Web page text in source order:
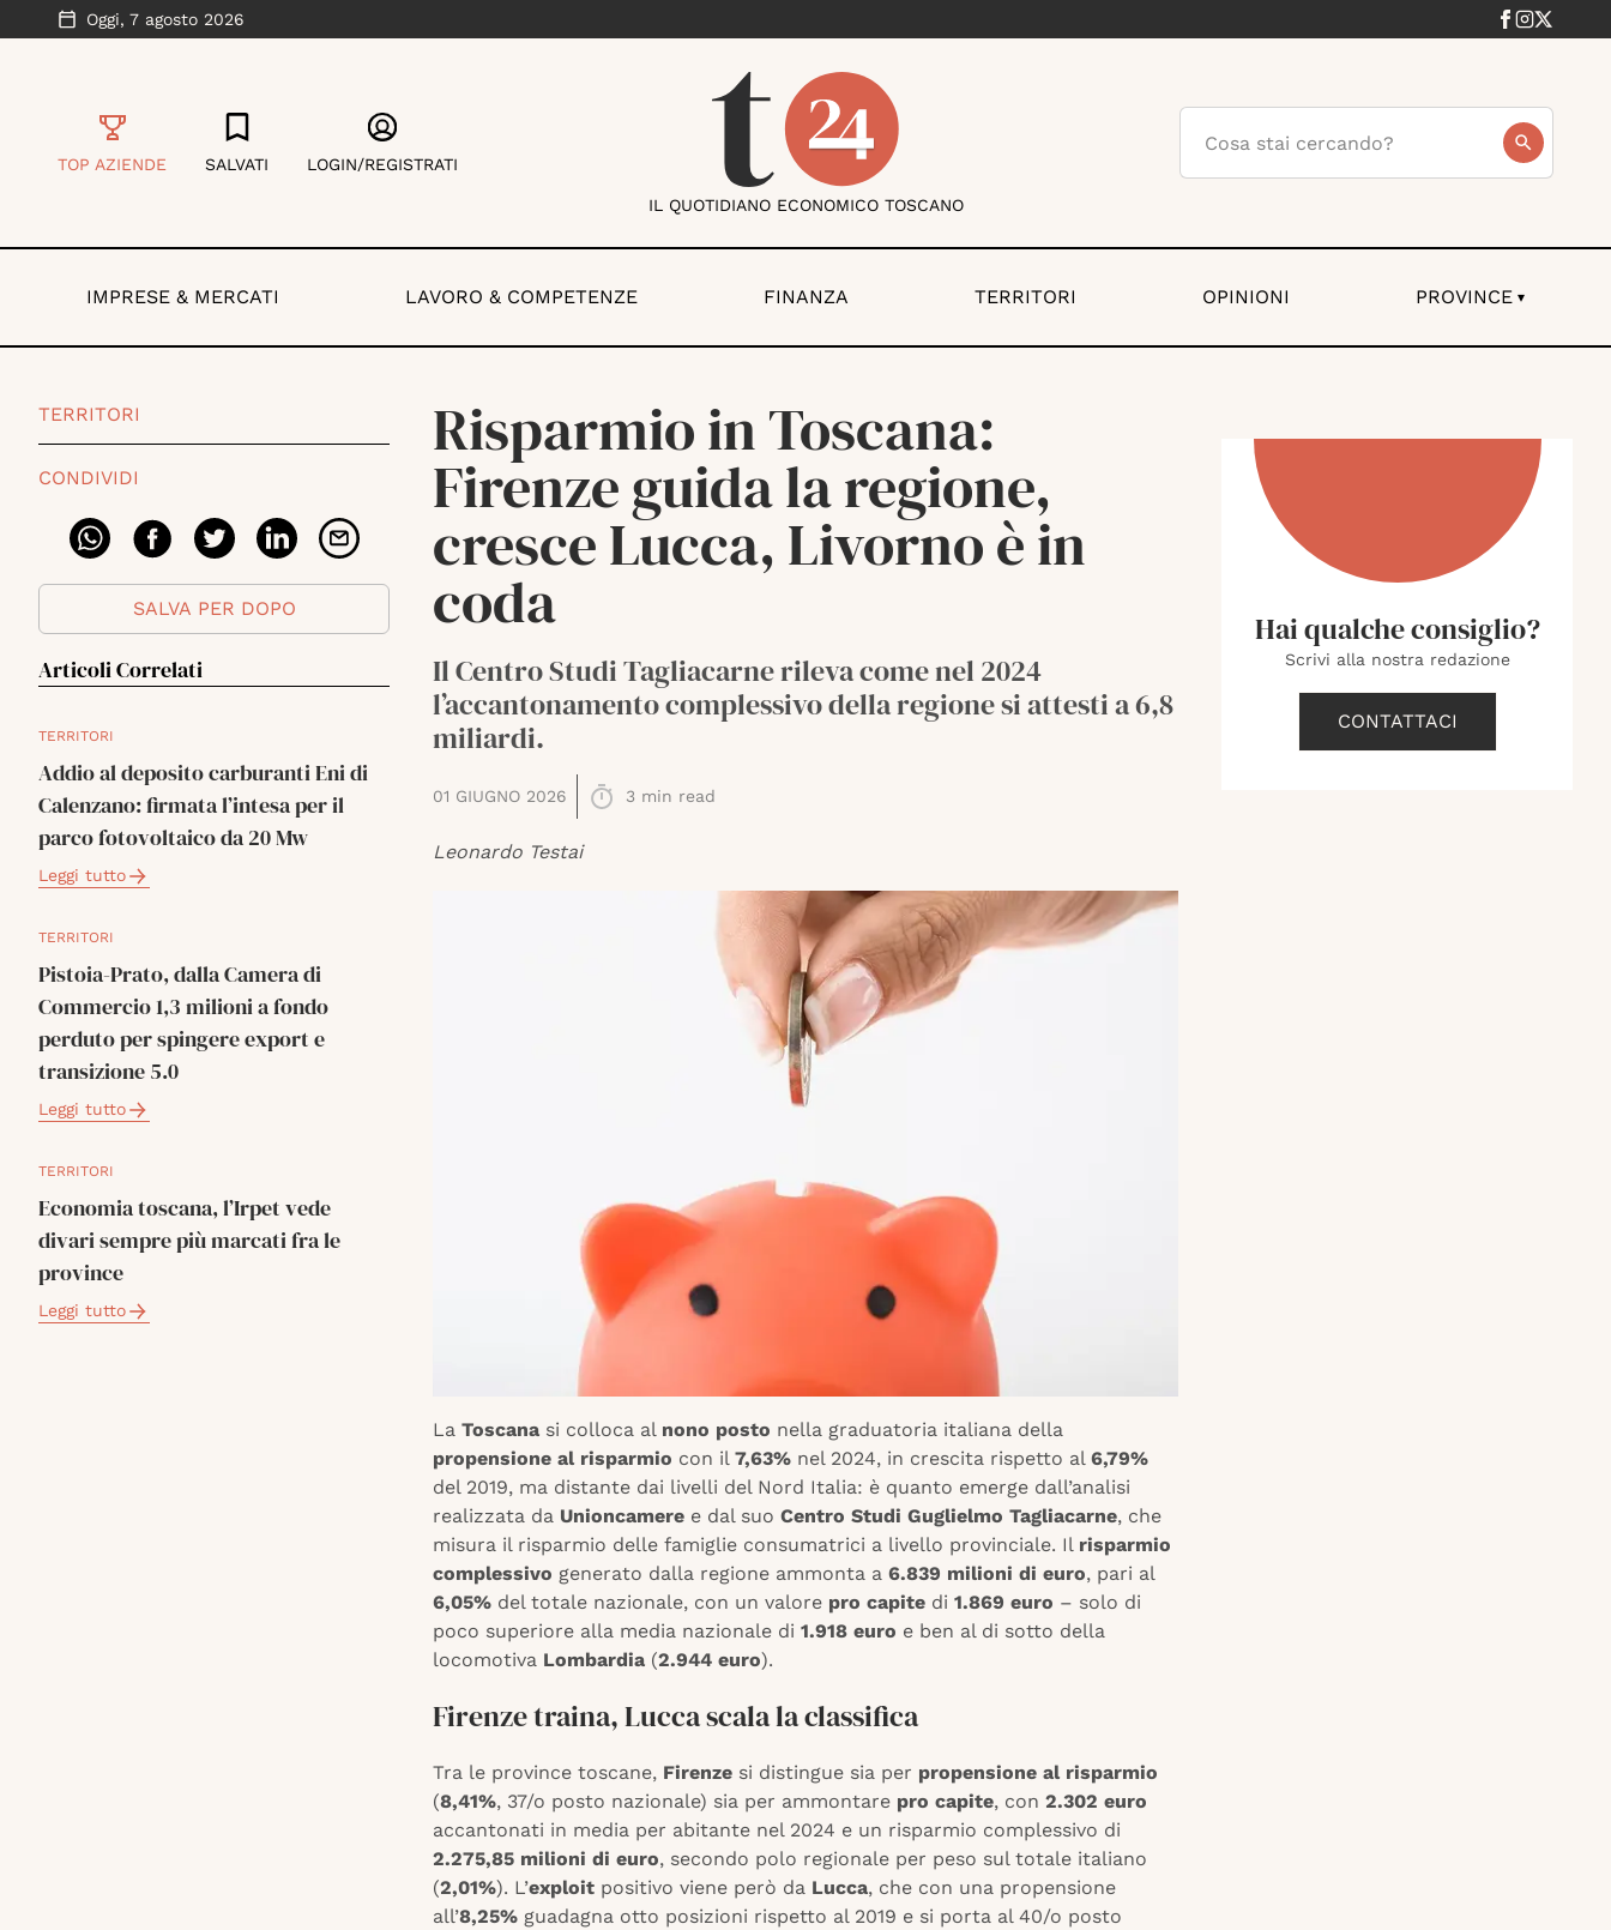
Oggi, 7 agosto 2026
TOP AZIENDE SALVATI LOGIN/REGISTRATI
IL QUOTIDIANO ECONOMICO TOSCANO
IMPRESE & MERCATI LAVORO & COMPETENZE FINANZA TERRITORI OPINIONI PROVINCE ▾
TERRITORI
CONDIVIDI
SALVA PER DOPO
Articoli Correlati
TERRITORI
Addio al deposito carburanti Eni di
Calenzano: firmata l’intesa per il
parco fotovoltaico da 20 Mw
Leggi tutto
TERRITORI
Pistoia-Prato, dalla Camera di
Commercio 1,3 milioni a fondo
perduto per spingere export e
transizione 5.0
Leggi tutto
TERRITORI
Economia toscana, l’Irpet vede
divari sempre più marcati fra le
province
Leggi tutto
Risparmio in Toscana:
Firenze guida la regione,
cresce Lucca, Livorno è in
coda
Il Centro Studi Tagliacarne rileva come nel 2024
l’accantonamento complessivo della regione si attesti a 6,8
miliardi.
01 GIUGNO 2026 3 min read
Leonardo Testai
La Toscana si colloca al nono posto nella graduatoria italiana della
propensione al risparmio con il 7,63% nel 2024, in crescita rispetto al 6,79%
del 2019, ma distante dai livelli del Nord Italia: è quanto emerge dall’analisi
realizzata da Unioncamere e dal suo Centro Studi Guglielmo Tagliacarne, che
misura il risparmio delle famiglie consumatrici a livello provinciale. Il risparmio
complessivo generato dalla regione ammonta a 6.839 milioni di euro, pari al
6,05% del totale nazionale, con un valore pro capite di 1.869 euro – solo di
poco superiore alla media nazionale di 1.918 euro e ben al di sotto della
locomotiva Lombardia (2.944 euro).
Firenze traina, Lucca scala la classifica
Tra le province toscane, Firenze si distingue sia per propensione al risparmio
(8,41%, 37/o posto nazionale) sia per ammontare pro capite, con 2.302 euro
accantonati in media per abitante nel 2024 e un risparmio complessivo di
2.275,85 milioni di euro, secondo polo regionale per peso sul totale italiano
(2,01%). L’exploit positivo viene però da Lucca, che con una propensione
all’8,25% guadagna otto posizioni rispetto al 2019 e si porta al 40/o posto
Hai qualche consiglio?
Scrivi alla nostra redazione
CONTATTACI